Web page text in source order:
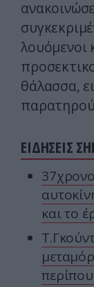
λουόμενοι
θάλασσα,
ΕΙΔΗΣΕΙΣ
και το